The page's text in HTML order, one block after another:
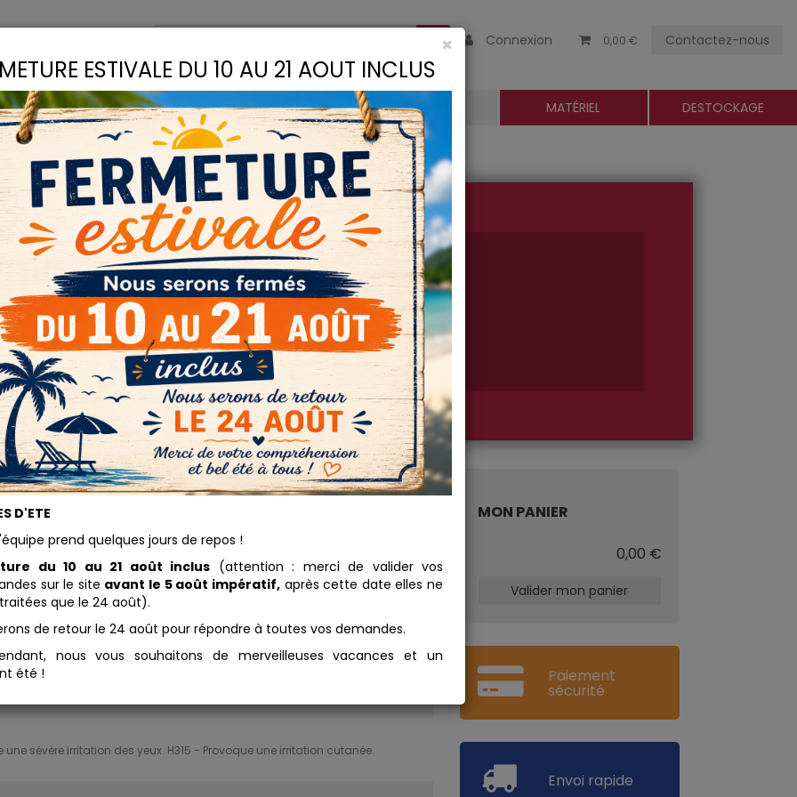
Connexion 0,00 € Contactez-nous
LIANTS COLLES DROGUERIE MATÉRIEL DESTOCKAGE
DROGUERIE
de Fer
dans la composition de la
à l'ocre (traitement anti
et humidité).
Ajouter au panier
⚠️ Consignes de sécurité
sévère irritation des yeux. H315 - Provoque une irritation cutanée.
MON PANIER
0,00 €
Valider mon panier
Paiement
sécurité
Envoi rapide
×
ESTIVALE DU 10 AU 21 AOUT INCLUS
D'ETE
prend quelques jours de repos !
du 10 au 21 août inclus (attention : merci de valider vos
sur le site avant le 5 août impératif,après cette date elles ne
que le 24 août).
de retour le 24 août pour répondre à toutes vos demandes.
nous vous souhaitons de merveilleuses vacances et un
été !